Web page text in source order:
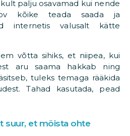
palju osavamad kui nende
kõike teada saada ja
internetis valusalt kätte
võtta sihiks, et niipea, kui
aru saama hakkab ning
tuleks temaga rääkida
Tahad kasutada, pead
suur, et mõista ohte